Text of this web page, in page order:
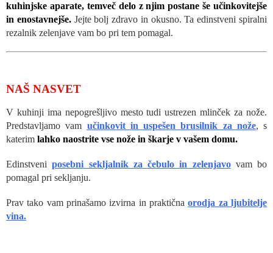
kuhinjske aparate, temveč delo z njim postane še učinkovitejše
in enostavnejše.Jejte bolj zdravo in okusno. Ta edinstveni spiralni
rezalnik zelenjave vam bo pri tem pomagal.
NAŠ NASVET
V kuhinji ima nepogrešljivo mesto tudi ustrezen mlinček za nože.
Predstavljamo vam učinkovit in uspešen brusilnik za nože, s
katerim lahko naostrite vse nože in škarje v vašem domu.
Edinstveniposebni sekljalnik za čebulo in zelenjavovam bo
pomagal pri sekljanju.
Prav tako vam prinašamo izvirna in praktičnaorodja za ljubitelje
vina.